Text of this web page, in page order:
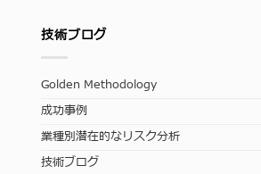
技術ブログ
Golden Methodology
成功事例
業種別潜在的なリスク分析
技術ブログ